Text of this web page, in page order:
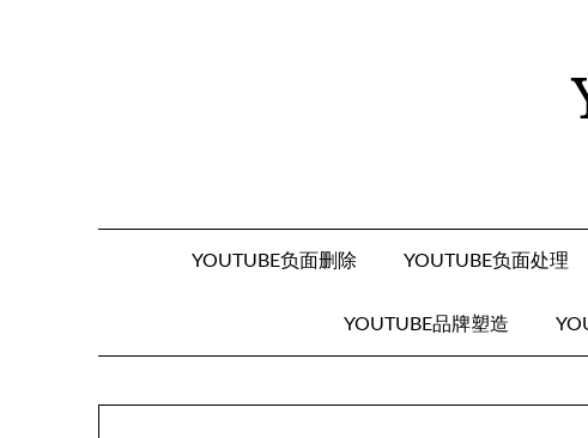
YOUTUBE负面删除 YOUTUBE负面处理
YOUTUBE品牌塑造